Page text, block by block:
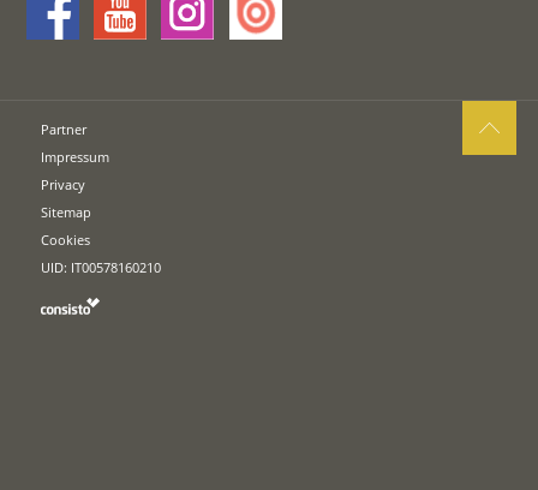
Partner
Impressum
Privacy
Sitemap
Cookies
UID: IT00578160210